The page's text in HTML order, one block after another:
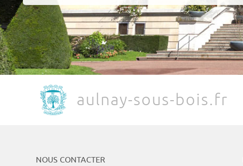
aulnay-sous-bois.fr
NOUS CONTACTER